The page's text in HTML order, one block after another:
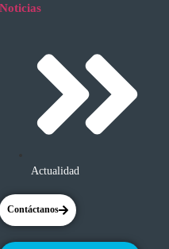
Noticias
Actualidad
Contáctanos